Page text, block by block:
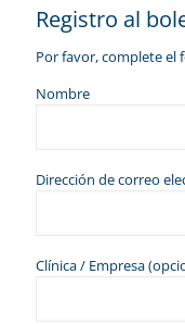
Registro al
Por favor, complete el
Nombre
Dirección de correo
Clínica / Empresa